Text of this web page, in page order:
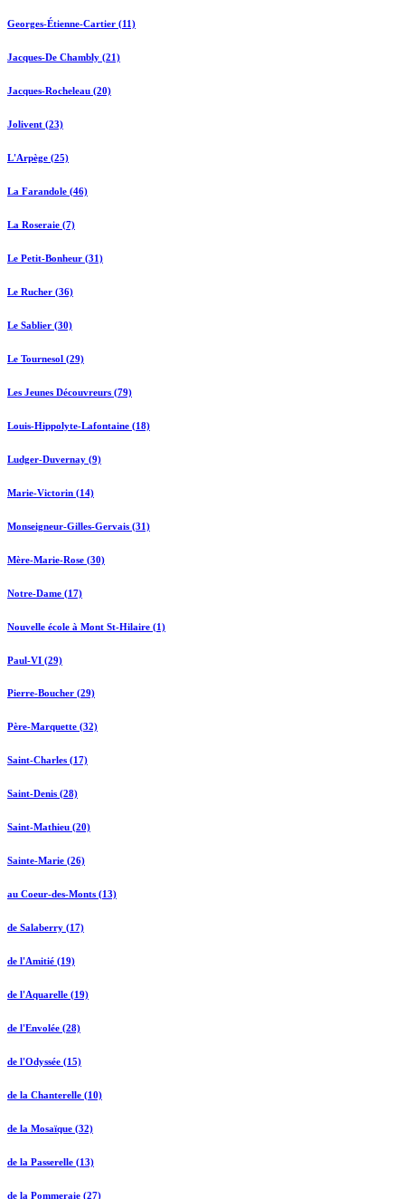
Georges-Étienne-Cartier (11)
Jacques-De Chambly (21)
Jacques-Rocheleau (20)
Jolivent (23)
L'Arpège (25)
La Farandole (46)
La Roseraie (7)
Le Petit-Bonheur (31)
Le Rucher (36)
Le Sablier (30)
Le Tournesol (29)
Les Jeunes Découvreurs (79)
Louis-Hippolyte-Lafontaine (18)
Ludger-Duvernay (9)
Marie-Victorin (14)
Monseigneur-Gilles-Gervais (31)
Mère-Marie-Rose (30)
Notre-Dame (17)
Nouvelle école à Mont St-Hilaire (1)
Paul-VI (29)
Pierre-Boucher (29)
Père-Marquette (32)
Saint-Charles (17)
Saint-Denis (28)
Saint-Mathieu (20)
Sainte-Marie (26)
au Coeur-des-Monts (13)
de Salaberry (17)
de l'Amitié (19)
de l'Aquarelle (19)
de l'Envolée (28)
de l'Odyssée (15)
de la Chanterelle (10)
de la Mosaïque (32)
de la Passerelle (13)
de la Pommeraie (27)